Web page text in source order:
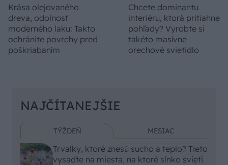
Krása olejovaného
dreva, odolnosť
moderného laku: Takto
ochránite povrchy pred
poškriabaním
Chcete dominantu
interiéru, ktorá pritiahne
pohľady? Vyrobte si
takéto masívne
orechové svietidlo
NAJČÍTANEJŠIE
TÝŽDEŇ MESIAC
Trvalky, ktoré znesú sucho a teplo? Tieto
vysaďte na miesta, na ktoré slnko svieti